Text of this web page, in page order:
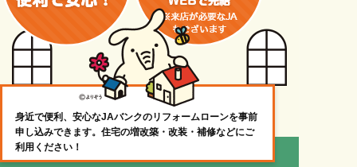
身近で便利、安心なJAバンクのリフォームローンを事前
申し込みできます。住宅の増改築・改装・補修などにご
利用ください！